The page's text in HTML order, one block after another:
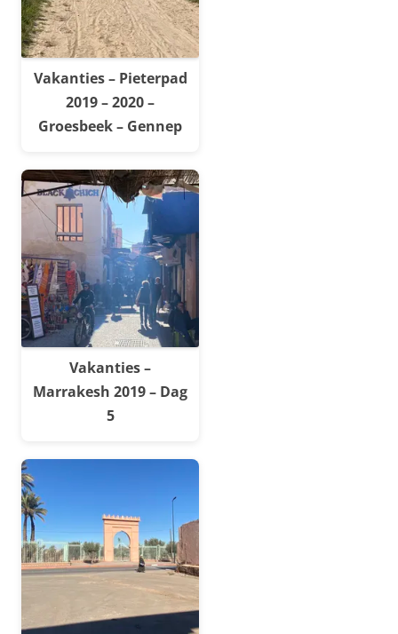
Vakanties – Pieterpad
2019 – 2020 –
Groesbeek – Gennep
Vakanties –
Marrakesh 2019 – Dag
5